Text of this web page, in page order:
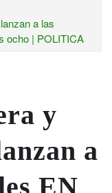
a las
ocho | POLITICA
y
a
EN